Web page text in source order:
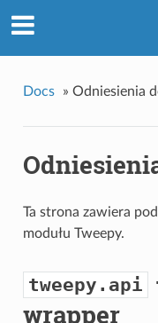
Docs » Odniesienia
Ta strona zawiera
modułu Tweepy.
tweepy.api
wrapper